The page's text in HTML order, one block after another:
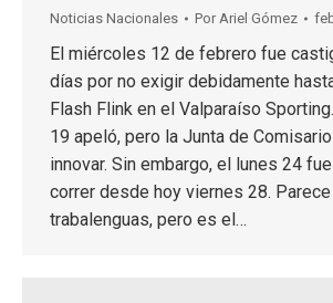
Noticias Nacionales Por Ariel Gómez
El miércoles 12 de febrero fue
días por no exigir debidamente
Flash Flink en el Valparaíso
19 apeló, pero la Junta de
innovar. Sin embargo, el lunes 24
correr desde hoy viernes 28. Parece
trabalenguas, pero es el…